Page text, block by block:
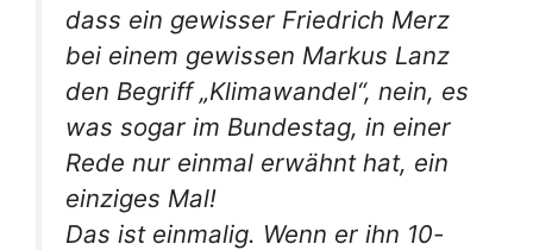
dass ein gewisser Friedrich Merz
bei einem gewissen Markus Lanz
den Begriff „Klimawandel“, nein, es
was sogar im Bundestag, in einer
Rede nur einmal erwähnt hat, ein
einziges Mal!
Das ist einmalig. Wenn er ihn 10-